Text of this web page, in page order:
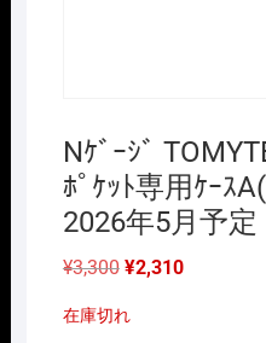
Nｹﾞｰｼﾞ
ﾎﾟｹｯﾄ専用ｹｰｽ
2026年5月予定
¥3,300 元
格
¥2,310現
在庫切れ